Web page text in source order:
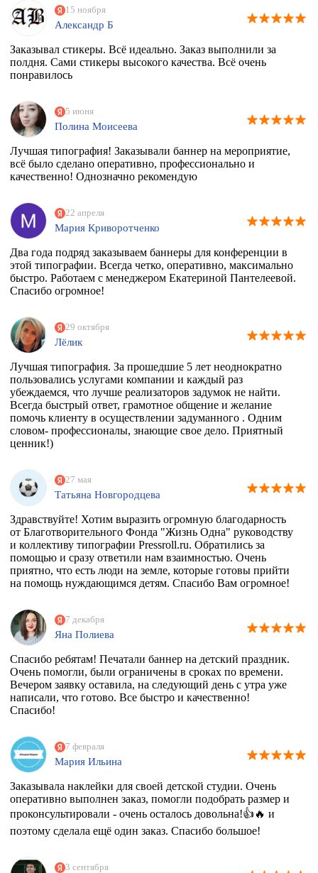
15 ноября
Александр Б
Заказывал стикеры. Всё идеально. Заказ выполнили за
полдня. Сами стикеры высокого качества. Всё очень
понравилось
5 июня
Полина Моисеева
Лучшая типография! Заказывали баннер на мероприятие,
всё было сделано оперативно, профессионально и
качественно! Однозначно рекомендую
22 апреля
Мария Криворотченко
Два года подряд заказываем баннеры для конференции в
этой типографии. Всегда четко, оперативно, максимально
быстро. Работаем с менеджером Екатериной Пантелеевой.
Спасибо огромное!
29 октября
Лёлик
Лучшая типография. За прошедшие 5 лет неоднократно
пользовались услугами компании и каждый раз
убеждаемся, что лучше реализаторов задумок не найти.
Всегда быстрый ответ, грамотное общение и желание
помочь клиенту в осуществлении задуманного . Одним
словом- профессионалы, знающие свое дело. Приятный
ценник!)
27 мая
Татьяна Новгородцева
Здравствуйте! Хотим выразить огромную благодарность
от Благотворительного Фонда "Жизнь Одна" руководству
и коллективу типографии Pressroll.ru. Обратились за
помощью и сразу ответили нам взаимностью. Очень
приятно, что есть люди на земле, которые готовы прийти
на помощь нуждающимся детям. Спасибо Вам огромное!
7 декабря
Яна Полиева
Спасибо ребятам! Печатали баннер на детский праздник.
Очень помогли, были ограничены в сроках по времени.
Вечером заявку оставила, на следующий день с утра уже
написали, что готово. Все быстро и качественно!
Спасибо!
7 февраля
Мария Ильина
Заказывала наклейки для своей детской студии. Очень
оперативно выполнен заказ, помогли подобрать размер и
проконсультировали - очень осталось довольна!👍🔥 и
поэтому сделала ещё один заказ. Спасибо большое!
3 сентября